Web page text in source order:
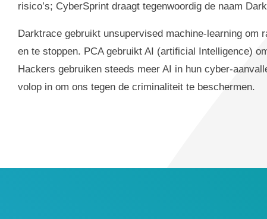
risico’s; CyberSprint draagt tegenwoordig de naam
Darktrace gebruikt unsupervised machine-learning om
en te stoppen. PCA gebruikt AI (artificial Intelligence)
Hackers gebruiken steeds meer AI in hun cyber-
volop in om ons tegen de criminaliteit te beschermen.